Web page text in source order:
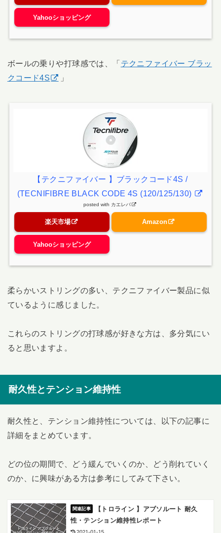
Yahooショッピング
ボールの乗りや打球感では、「 テクニファイバー ブラッ
クコード4S
」
【テクニファイバー 】ブラックコード4S /
(TECNIFIBRE BLACK CODE 4S (120/125/130)
posted with カエレバ
楽天市場 Amazon
Yahooショッピング
柔らかいストリングの多い、テクニファイバー製品に似
ているように感じました。
これらのストリングの打球感が好きな方は、多分気にい
ると思いますよ。
耐久性とテンション維持性
耐久性と、テンション維持性については、以下の記事に
詳細をまとめています。
どの位の期間で、どう緩んでいくのか、どう削れていく
のか、に興味がある方は参考にしてみて下さい。
【トロライン 】アブソルート 耐久
性・テンション維持性レポート